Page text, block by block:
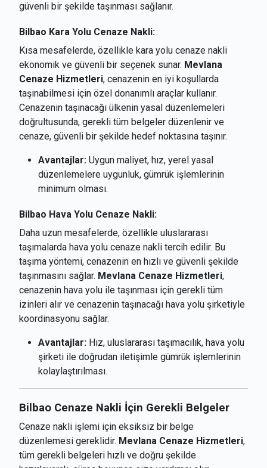
güvenli bir şekilde taşınması sağlanır.
Bilbao Kara Yolu Cenaze Nakli:
Kısa mesafelerde, özellikle kara yolu cenaze nakli
ekonomik ve güvenli bir seçenek sunar. Mevlana
Cenaze Hizmetleri, cenazenin en iyi koşullarda
taşınabilmesi için özel donanımlı araçlar kullanır.
Cenazenin taşınacağı ülkenin yasal düzenlemeleri
doğrultusunda, gerekli tüm belgeler düzenlenir ve
cenaze, güvenli bir şekilde hedef noktasına taşınır.
Avantajlar: Uygun maliyet, hız, yerel yasal
düzenlemelere uygunluk, gümrük işlemlerinin
minimum olması.
Bilbao Hava Yolu Cenaze Nakli:
Daha uzun mesafelerde, özellikle uluslararası
taşımalarda hava yolu cenaze nakli tercih edilir. Bu
taşıma yöntemi, cenazenin en hızlı ve güvenli şekilde
taşınmasını sağlar. Mevlana Cenaze Hizmetleri,
cenazenin hava yolu ile taşınması için gerekli tüm
izinleri alır ve cenazenin taşınacağı hava yolu şirketiyle
koordinasyonu sağlar.
Avantajlar: Hız, uluslararası taşımacılık, hava yolu
şirketi ile doğrudan iletişimle gümrük işlemlerinin
kolaylaştırılması.
Bilbao Cenaze Nakli İçin Gerekli Belgeler
Cenaze nakli işlemi için eksiksiz bir belge
düzenlemesi gereklidir. Mevlana Cenaze Hizmetleri,
tüm gerekli belgeleri hızlı ve doğru şekilde